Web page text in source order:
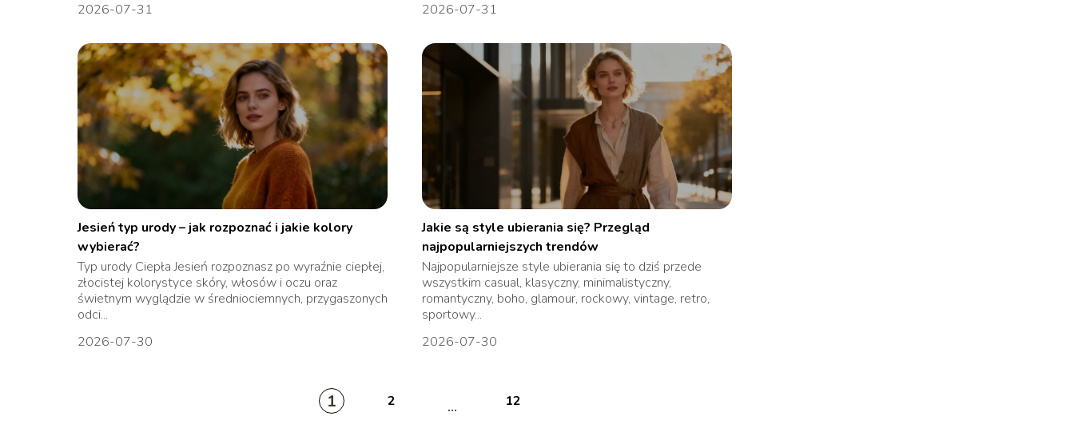
2026-07-31
2026-07-31
Jesień typ urody – jak rozpoznać i jakie kolory
wybierać?
Typ urody Ciepła Jesień rozpoznasz po wyraźnie ciepłej,
złocistej kolorystyce skóry, włosów i oczu oraz
świetnym wyglądzie w średniociemnych, przygaszonych
odci...
2026-07-30
Jakie są style ubierania się? Przegląd
najpopularniejszych trendów
Najpopularniejsze style ubierania się to dziś przede
wszystkim casual, klasyczny, minimalistyczny,
romantyczny, boho, glamour, rockowy, vintage, retro,
sportowy...
2026-07-30
1 2 ... 12